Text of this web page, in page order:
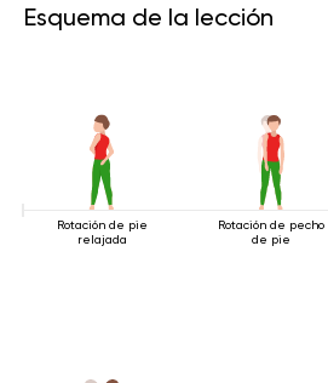
Esquema de la lección
Rotación de pie
relajada
Rotación de pecho
de pie